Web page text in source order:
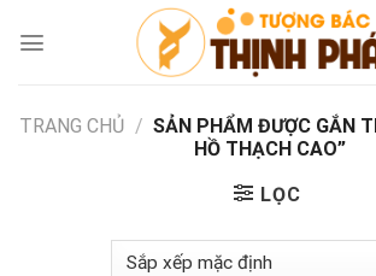
TRANG CHỦ / SẢN PHẨM ĐƯỢC GẮN
HỒ THẠCH CAO”
LỌC